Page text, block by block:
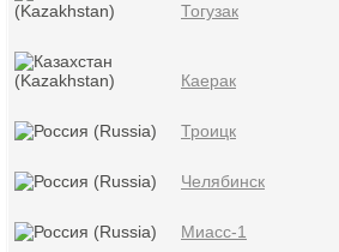
Тогузак
Каерак
Троицк
Челябинск
Миасс-1